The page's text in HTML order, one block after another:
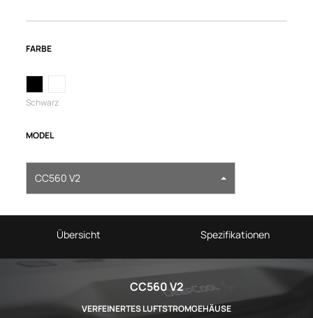
FARBE
Schwarz
MODEL
CC560 V2
Übersicht Spezifikationen
CC560 V2
VERFEINERTES LUFTSTROMGEHÄUSE